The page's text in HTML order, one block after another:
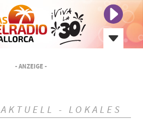
- ANZEIGE -
AKTUELL - LOKALES